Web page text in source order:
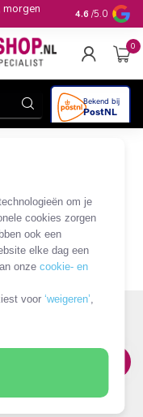
om je
cookies zorgen
ook een
elke dag een
onzecookie- en
voor‘weigeren’,
morgen 10+jaar
4.6 /5.0
0